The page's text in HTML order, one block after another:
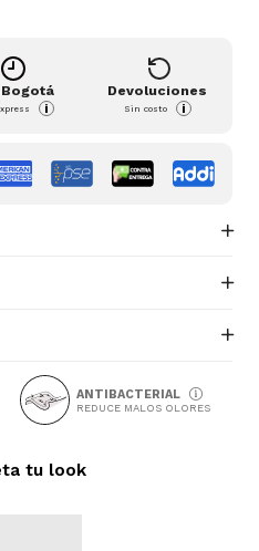
Bogotá
i
Devoluciones
Sin costo i
ANTIBACTERIAL
REDUCE MALOS OLORES
tu look